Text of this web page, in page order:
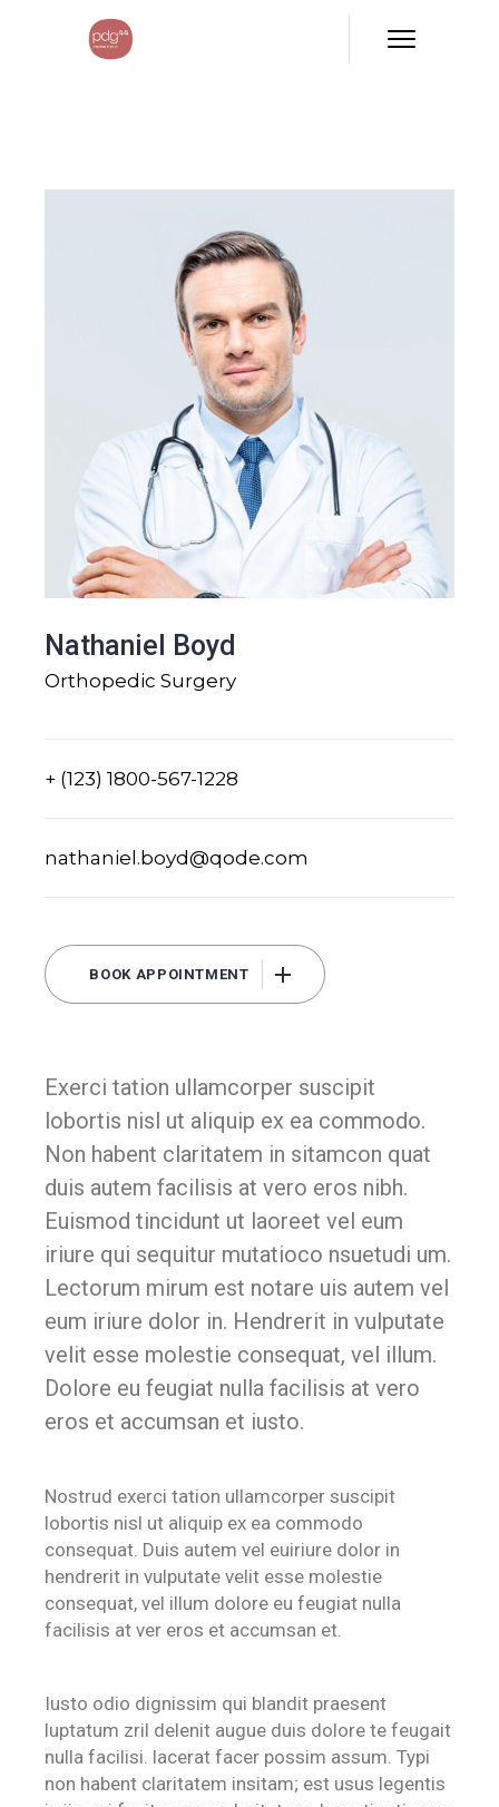
Nathaniel Boyd
Orthopedic Surgery
+ (123) 1800-567-1228
nathaniel.boyd@qode.com
BOOK APPOINTMENT
Exerci tation ullamcorper suscipit
lobortis nisl ut aliquip ex ea commodo.
Non habent claritatem in sitamcon quat
duis autem facilisis at vero eros nibh.
Euismod tincidunt ut laoreet vel eum
iriure qui sequitur mutatioco nsuetudi um.
Lectorum mirum est notare uis autem vel
eum iriure dolor in. Hendrerit in vulputate
velit esse molestie consequat, vel illum.
Dolore eu feugiat nulla facilisis at vero
eros et accumsan et iusto.
Nostrud exerci tation ullamcorper suscipit
lobortis nisl ut aliquip ex ea commodo
consequat. Duis autem vel euiriure dolor in
hendrerit in vulputate velit esse molestie
consequat, vel illum dolore eu feugiat nulla
facilisis at ver eros et accumsan et.
Iusto odio dignissim qui blandit praesent
luptatum zril delenit augue duis dolore te feugait
nulla facilisi. lacerat facer possim assum. Typi
non habent claritatem insitam; est usus legentis